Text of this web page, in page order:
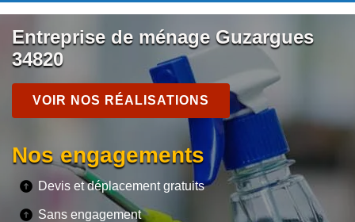
Entreprise de ménage Guzargues
34820
VOIR NOS RÉALISATIONS
Nos engagements
Devis et déplacement gratuits
Sans engagement